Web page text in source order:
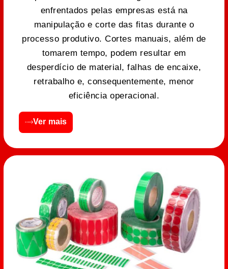
enfrentados pelas empresas está na
manipulação e corte das fitas durante o
processo produtivo. Cortes manuais, além de
tomarem tempo, podem resultar em
desperdício de material, falhas de encaixe,
retrabalho e, consequentemente, menor
eficiência operacional.
Ver mais